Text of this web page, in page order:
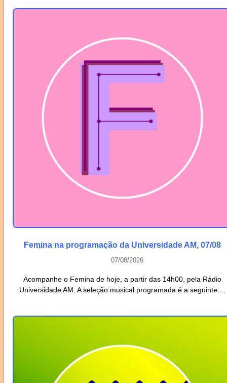
Femina na programação da Universidade AM, 07/08
07/08/2026
Acompanhe o Femina de hoje, a partir das 14h00, pela Rádio
Universidade AM. A seleção musical programada é a seguinte:...